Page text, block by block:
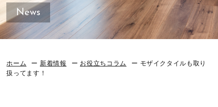
News
ホーム 新着情報 お役立ちコラム
モザイクタイルも取り
扱ってます！